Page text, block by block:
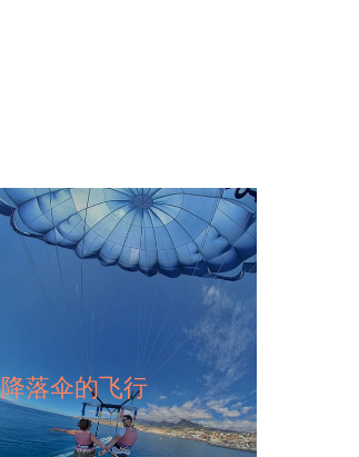
降落伞的飞行